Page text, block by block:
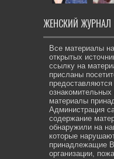
ЖЕНСКИЙ ЖУРНАЛ
Все материалы
открытых
ссылку на
присланы
материалы
Администрация
содержание
обнаружили на
которые
принадлежащие
организации,